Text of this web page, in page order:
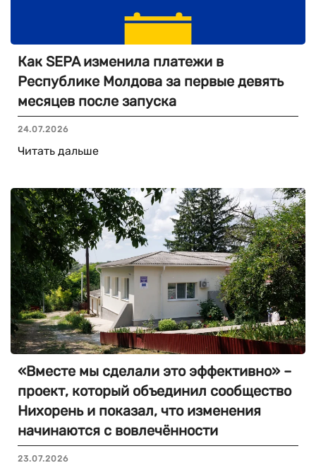
Как SEPA изменила платежи в
Республике Молдова за первые девять
месяцев после запуска
24.07.2026
Читать дальше
«Вместе мы сделали это эффективно» –
проект, который объединил сообщество
Нихорень и показал, что изменения
начинаются с вовлечённости
23.07.2026